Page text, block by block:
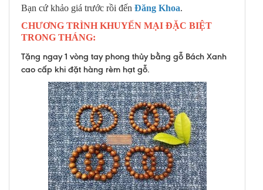
Bạn cứ khảo giá trước rồi đến Đăng Khoa.
CHƯƠNG TRÌNH KHUYẾN MẠI ĐẶC BIỆT
TRONG THÁNG:
Tặng ngay 1 vòng tay phong thủy bằng gỗ Bách Xanh
cao cấp khi đặt hàng rèm hạt gỗ.